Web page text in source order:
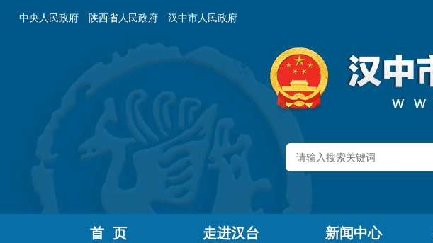
中央人民政府 陕西省人民政府 汉中市人民政府
首 页 走进汉台 新闻中心